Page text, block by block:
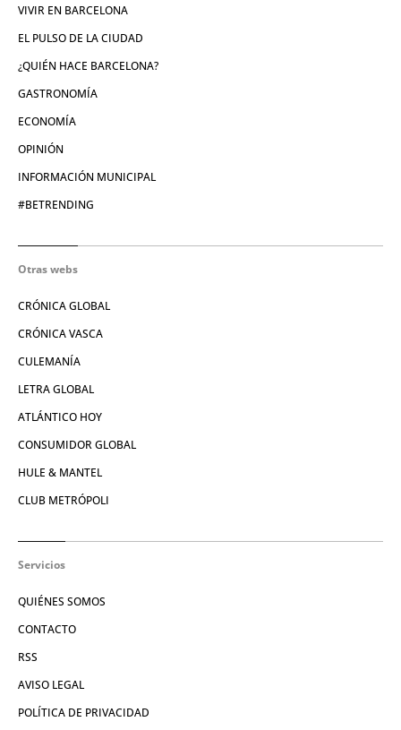
VIVIR EN BARCELONA
EL PULSO DE LA CIUDAD
¿QUIÉN HACE BARCELONA?
GASTRONOMÍA
ECONOMÍA
OPINIÓN
INFORMACIÓN MUNICIPAL
#BETRENDING
Otras webs
CRÓNICA GLOBAL
CRÓNICA VASCA
CULEMANÍA
LETRA GLOBAL
ATLÁNTICO HOY
CONSUMIDOR GLOBAL
HULE & MANTEL
CLUB METRÓPOLI
Servicios
QUIÉNES SOMOS
CONTACTO
RSS
AVISO LEGAL
POLÍTICA DE PRIVACIDAD